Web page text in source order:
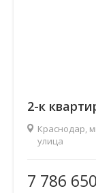
2-к
Краснодар,
улица
Площадь (общ/
Количество
7 786 650